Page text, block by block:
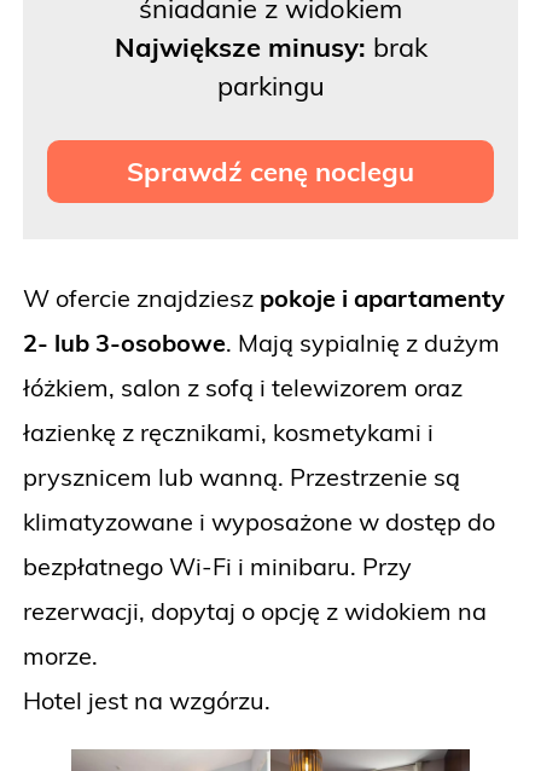
śniadanie z widokiem
Największe minusy: brak
parkingu
Sprawdź cenę noclegu
W ofercie znajdziesz pokoje i apartamenty
2- lub 3-osobowe. Mają sypialnię z dużym
łóżkiem, salon z sofą i telewizorem oraz
łazienkę z ręcznikami, kosmetykami i
prysznicem lub wanną. Przestrzenie są
klimatyzowane i wyposażone w dostęp do
bezpłatnego Wi-Fi i minibaru. Przy
rezerwacji, dopytaj o opcję z widokiem na
morze.
Hotel jest na wzgórzu.